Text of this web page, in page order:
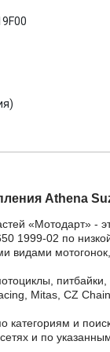
Athena
«Мотодарт» -
1999-02 по
видами
Mitas, CZ
категориям и
и по